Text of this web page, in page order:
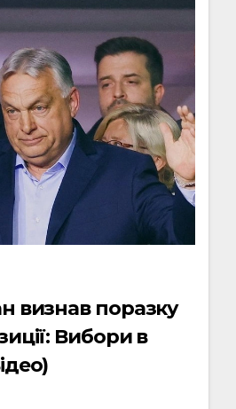
визнав поразку
Вибори в